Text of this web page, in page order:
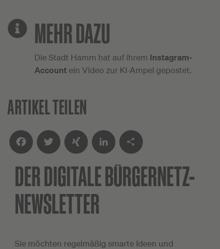
MEHR DAZU
Die Stadt Hamm hat auf ihrem Instagram-
Account ein Video zur KI-Ampel gepostet.
ARTIKEL TEILEN
FacebookTwitter XING LinkedInTeilen
DER DIGITALEBÜRGERNETZ-
NEWSLETTER
Sie möchten regelmäßig smarte Ideen und